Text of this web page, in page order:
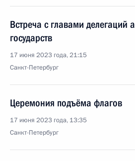
Встреча с главами делегаций
государств
17 июня 2023 года, 21:15
Санкт-Петербург
Церемония подъёма флагов
17 июня 2023 года, 13:35
Санкт-Петербург